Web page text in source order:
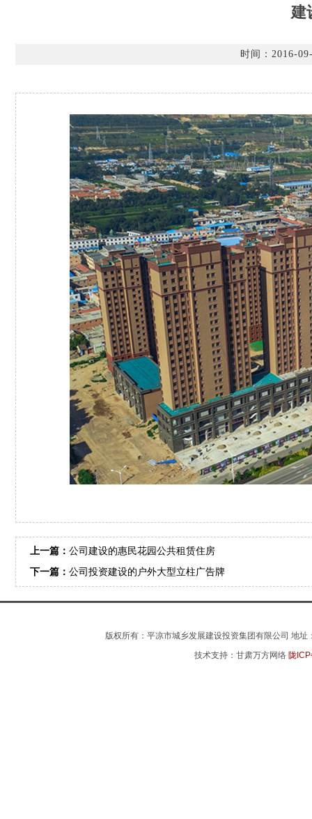
建
时间：2016-
上一篇： 公司建设的惠民花园公共租赁住房
下一篇： 公司投资建设的户外大型立柱广告牌
版权所有：平凉市城乡发展建设投资集团有限公司 地
技术支持：甘肃万方网络 陇